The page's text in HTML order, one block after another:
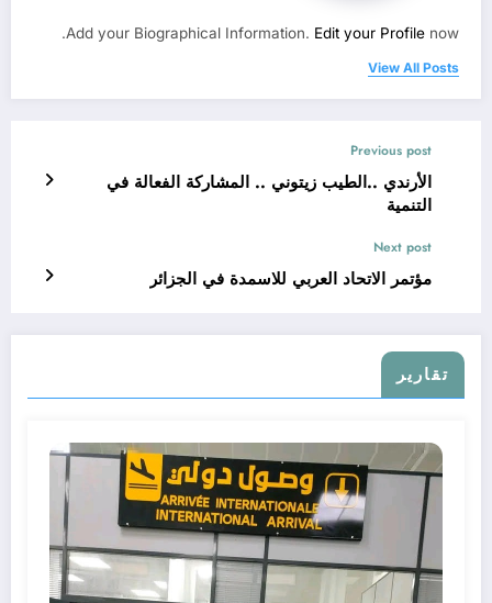
Add your Biographical Information. Edit your Profile now.
View All Posts
Previous post
الأرندي ..الطيب زيتوني .. المشاركة الفعالة في
التنمية
Next post
مؤتمر الاتحاد العربي للاسمدة في الجزائر
تقارير